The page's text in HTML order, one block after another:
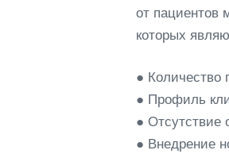
от пациентов
которых
● Количество
● Профиль
● Отсутствие
● Внедрение